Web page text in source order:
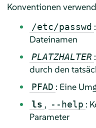
Konventionen
/etc/passwd
Dateinamen
PLATZHALTER
durch den
PFAD : Eine
ls , --help :
Parameter